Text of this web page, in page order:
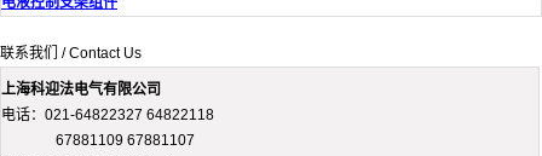
联系我们 / Contact Us
上海科迎法电气有限公司
电话：021-64822327 64822118
67881109 67881107